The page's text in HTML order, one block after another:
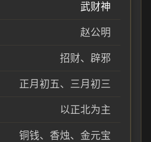
武财神
赵公明
招财、辟邪
正月初五、三月初三
以正北为主
铜钱、香烛、金元宝